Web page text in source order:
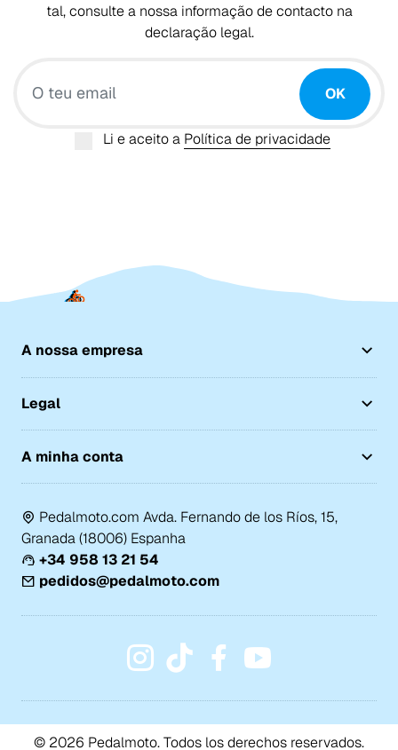
tal, consulte a nossa informação de contacto na
declaração legal.
OK
Li e aceito a Política de privacidade
A nossa empresa
Legal
A minha conta
Pedalmoto.com Avda. Fernando de los Ríos, 15,
Granada (18006) Espanha
+34 958 13 21 54
pedidos@pedalmoto.com
© 2026 Pedalmoto. Todos los derechos reservados.